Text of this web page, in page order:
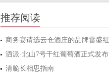
推荐阅读
洒派·北山7号干红葡萄酒正式发布
清脆长相思指南